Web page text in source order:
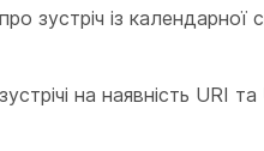
зустріч із календарної
на наявність URI